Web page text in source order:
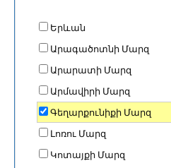
Երևան
Արագածոտնի Մարզ
Արարատի Մարզ
Արմավիրի Մարզ
Գեղարքունիքի Մարզ
Լոռու Մարզ
Կոտայքի Մարզ